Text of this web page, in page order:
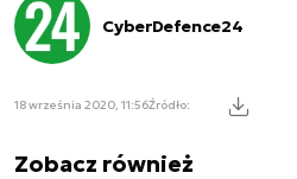
CyberDefence24
18 września 2020, 11:56Źródło:
Zobacz również